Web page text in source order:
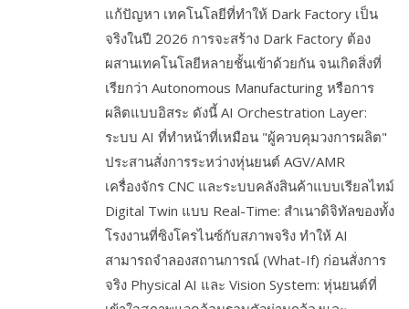
แก้ปัญหา เทคโนโลยีที่ทำให้ Dark Factory เป็น
จริงในปี 2026 การจะสร้าง Dark Factory ต้อง
ผสานเทคโนโลยีหลายชั้นเข้าด้วยกัน จนเกิดสิ่งที่
เรียกว่า Autonomous Manufacturing หรือการ
ผลิตแบบอิสระ ดังนี้ AI Orchestration Layer:
ระบบ AI ที่ทำหน้าที่เหมือน "ผู้ควบคุมวงการผลิต"
ประสานสั่งการระหว่างหุ่นยนต์ AGV/AMR
เครื่องจักร CNC และระบบคลังสินค้าแบบเรียลไทม์
Digital Twin แบบ Real-Time: สำเนาดิจิทัลของทั้ง
โรงงานที่ซิงโครไนซ์กับสภาพจริง ทำให้ AI
สามารถจำลองสถานการณ์ (What-If) ก่อนสั่งการ
จริง Physical AI และ Vision System: หุ่นยนต์ที่